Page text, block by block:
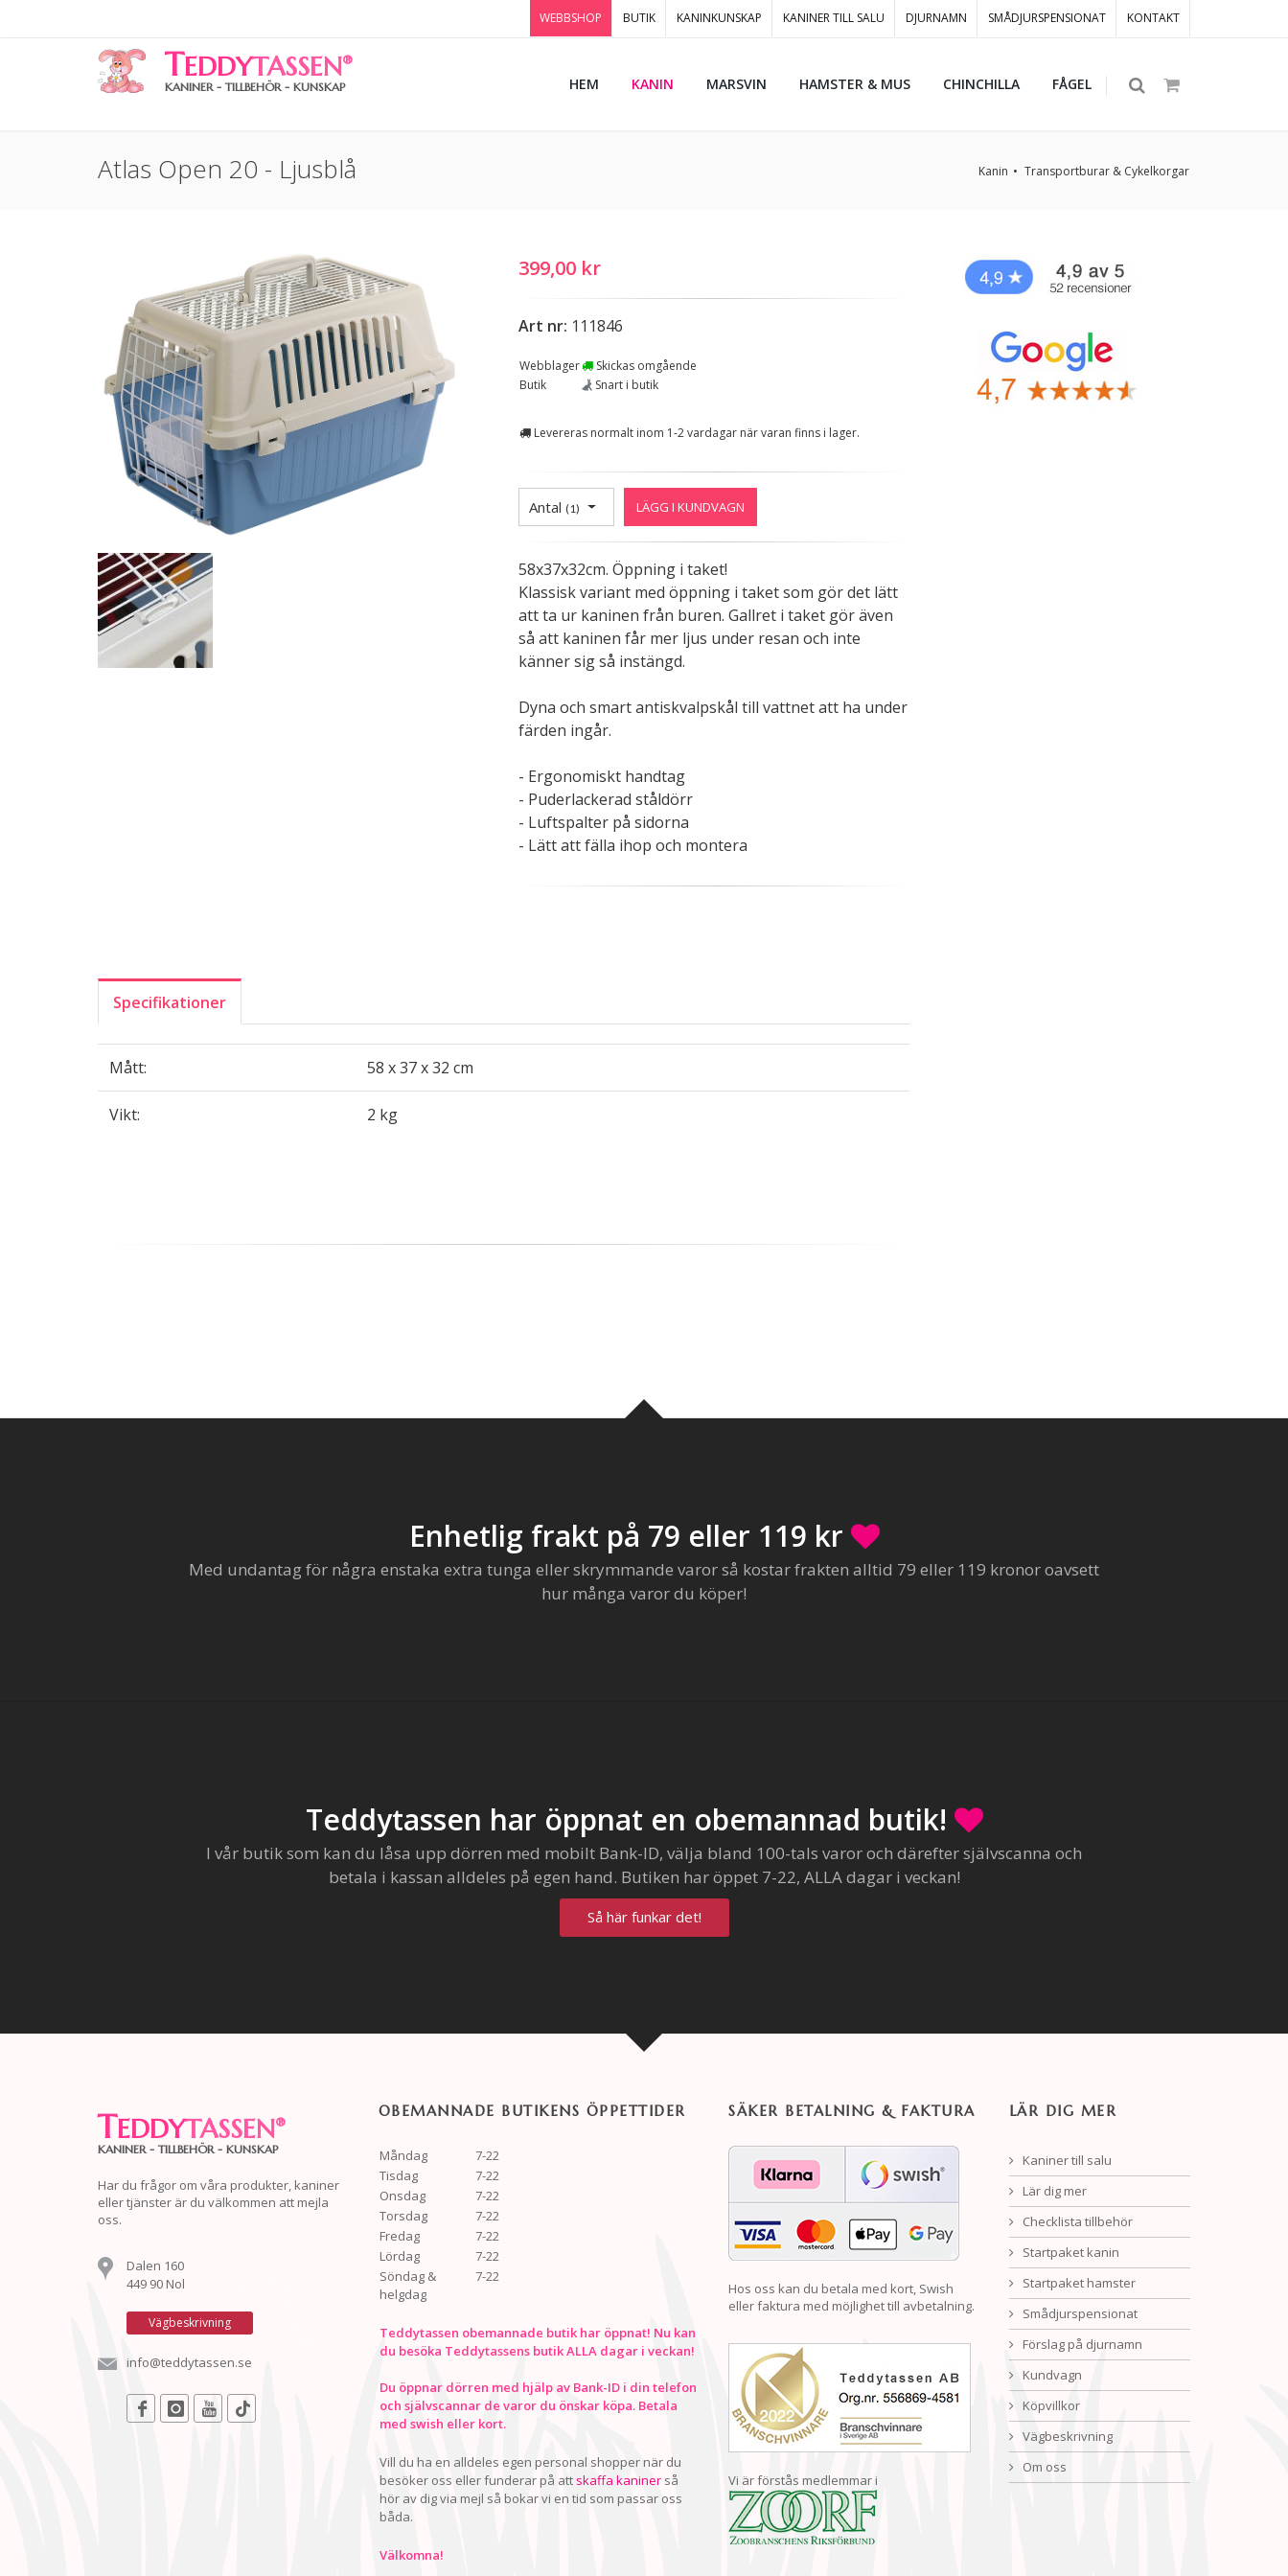
WEBBSHOP BUTIK KANINKUNSKAP KANINER TILL SALU DJURNAMN SMÅDJURSPENSIONAT KONTAKT
TEDDYTASSEN®
KANINER - TILLBEHÖR - KUNSKAP HEM KANIN MARSVIN HAMSTER & MUS CHINCHILLA FÅGEL
Atlas Open 20 - Ljusblå Kanin Transportburar & Cykelkorgar
399,00 kr
Art nr: 111846
Webblager
Skickas omgående
Butik
Snart i butik
Levereras normalt inom 1-2 vardagar när varan finns i lager.
Antal (1) LÄGG I KUNDVAGN
58x37x32cm. Öppning i taket!
Klassisk variant med öppning i taket som gör det lätt
att ta ur kaninen från buren. Gallret i taket gör även
så att kaninen får mer ljus under resan och inte
känner sig så instängd.
Dyna och smart antiskvalpskål till vattnet att ha under
färden ingår.
- Ergonomiskt handtag
- Puderlackerad ståldörr
- Luftspalter på sidorna
- Lätt att fälla ihop och montera
Specifikationer
Mått: 58 x 37 x 32 cm
Vikt: 2 kg
Enhetlig frakt på 79 eller 119 kr
Med undantag för några enstaka extra tunga eller skrymmande varor så kostar frakten alltid 79 eller 119 kronor oavsett
hur många varor du köper!
Teddytassen har öppnat en obemannad butik!
I vår butik som kan du låsa upp dörren med mobilt Bank-ID, välja bland 100-tals varor och därefter självscanna och
betala i kassan alldeles på egen hand. Butiken har öppet 7-22, ALLA dagar i veckan!
Så här funkar det!
TEDDYTASSEN®
KANINER - TILLBEHÖR - KUNSKAP
Har du frågor om våra produkter, kaniner
eller tjänster är du välkommen att mejla
oss.
Dalen 160
449 90 Nol
Vägbeskrivning
info@teddytassen.se
OBEMANNADE BUTIKENS ÖPPETTIDER
Måndag
7-22
Tisdag
7-22
Onsdag
7-22
Torsdag
7-22
Fredag
7-22
Lördag
7-22
Söndag &
helgdag
7-22
Teddytassen obemannade butik har öppnat! Nu kan
du besöka Teddytassens butik ALLA dagar i veckan!
Du öppnar dörren med hjälp av Bank-ID i din telefon
och självscannar de varor du önskar köpa. Betala
med swish eller kort.
Vill du ha en alldeles egen personal shopper när du
besöker oss eller funderar på att skaffa kaninerså
hör av dig via mejl så bokar vi en tid som passar oss
båda.
Välkomna!
SÄKER BETALNING & FAKTURA
Hos oss kan du betala med kort, Swish
eller faktura med möjlighet till avbetalning.
Vi är förstås medlemmar i
LÄR DIG MER
Kaniner till salu
Lär dig mer
Checklista tillbehör
Startpaket kanin
Startpaket hamster
Smådjurspensionat
Förslag på djurnamn
Kundvagn
Köpvillkor
Vägbeskrivning
Om oss